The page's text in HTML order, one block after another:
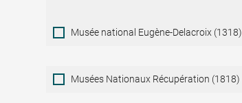
Musée national Eugène-Delacroix (1318)
Musées
Nationaux
Musées Nationaux Récupération (1818)